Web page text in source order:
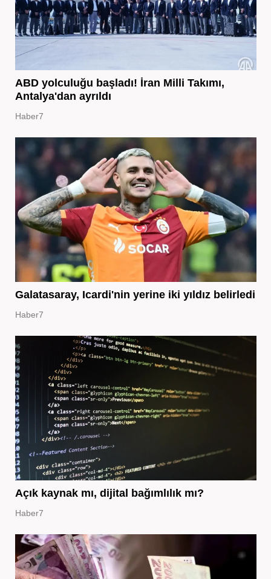
ABD yolculuğu başladı! İran Milli Takımı,
Antalya'dan ayrıldı
Haber7
Galatasaray, Icardi'nin yerine iki yıldız belirledi
Haber7
Açık kaynak mı, dijital bağımlılık mı?
Haber7